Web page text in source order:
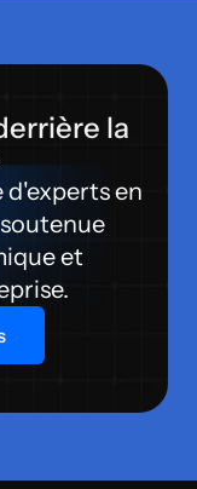
la
d'experts en
et